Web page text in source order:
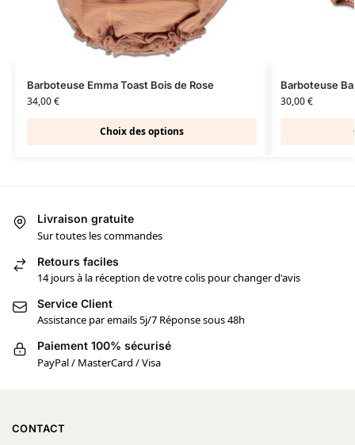
Barboteuse Emma Toast Bois de Rose
34,00€
Choix des options
Barboteuse
30,00€
Livraison gratuite
Sur toutes les commandes
Retours faciles
14 jours à la réception de votre colis pour changer d'avis
Service Client
Assistance par emails 5j/7 Réponse sous 48h
Paiement 100% sécurisé
PayPal / MasterCard / Visa
CONTACT